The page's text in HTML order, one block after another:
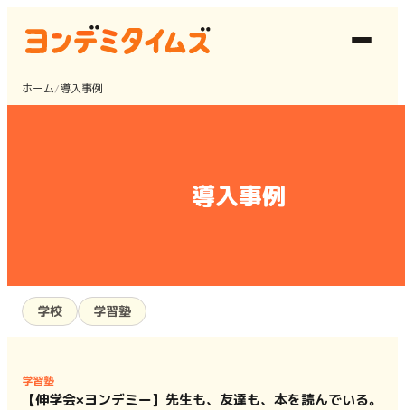
ホーム/導入事例
導入事例
学校 学習塾
学習塾
【伸学会×ヨンデミー】先生も、友達も、本を読んでいる。